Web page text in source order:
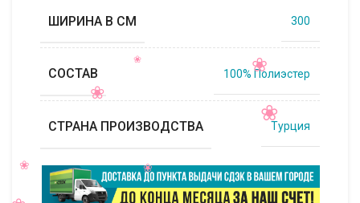
ШИРИНА В СМ 300
СОСТАВ 100% Полиэстер
СТРАНА ПРОИЗВОДСТВА Турция